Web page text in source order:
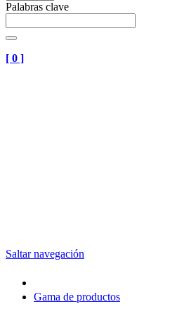
Palabras clave
[ 0 ]
Saltar navegación
Gama de productos